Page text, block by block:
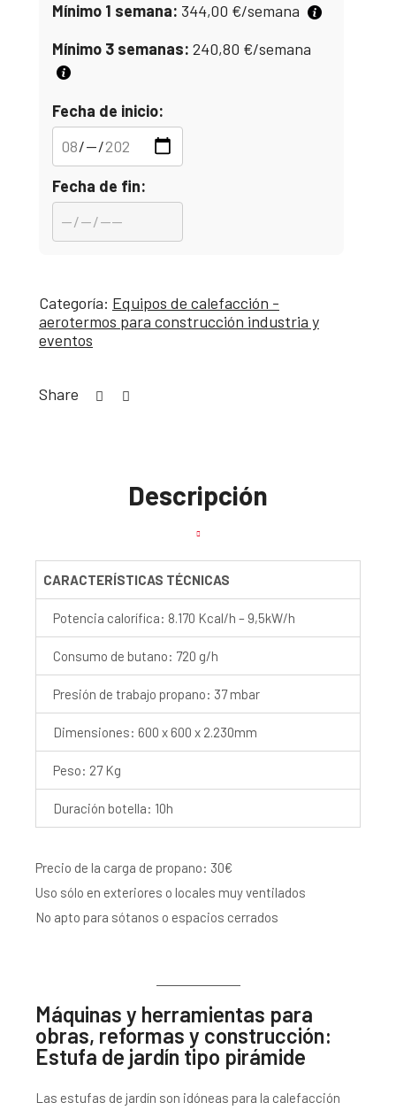
Mínimo 1 semana: 344,00 €/semana
Mínimo 3 semanas: 240,80 €/semana
Fecha de inicio:
Fecha de fin:
Categoría: Equipos de calefacción -
aerotermos para construcción industria y
eventos
Share
Descripción
CARACTERÍSTICAS TÉCNICAS
Potencia calorífica: 8.170 Kcal/h – 9,5kW/h
Consumo de butano: 720 g/h
Presión de trabajo propano: 37 mbar
Dimensiones: 600 x 600 x 2.230mm
Peso: 27 Kg
Duración botella: 10h
Precio de la carga de propano: 30€
Uso sólo en exteriores o locales muy ventilados
No apto para sótanos o espacios cerrados
Máquinas y herramientas para
obras, reformas y construcción:
Estufa de jardín tipo pirámide
Las estufas de jardín son idóneas para la calefacción